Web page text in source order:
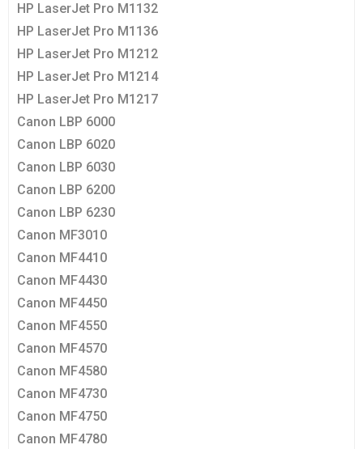
HP LaserJet Pro M1132
HP LaserJet Pro M1136
HP LaserJet Pro M1212
HP LaserJet Pro M1214
HP LaserJet Pro M1217
Canon LBP 6000
Canon LBP 6020
Canon LBP 6030
Canon LBP 6200
Canon LBP 6230
Canon MF3010
Canon MF4410
Canon MF4430
Canon MF4450
Canon MF4550
Canon MF4570
Canon MF4580
Canon MF4730
Canon MF4750
Canon MF4780